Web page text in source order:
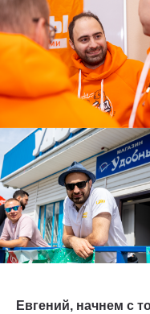
Евгений, начнем с